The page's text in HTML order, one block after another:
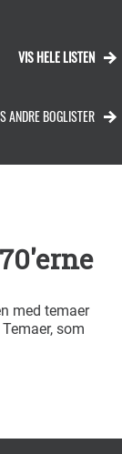
VIS HELE LISTEN
ANDRE BOGLISTER
med temaer
som